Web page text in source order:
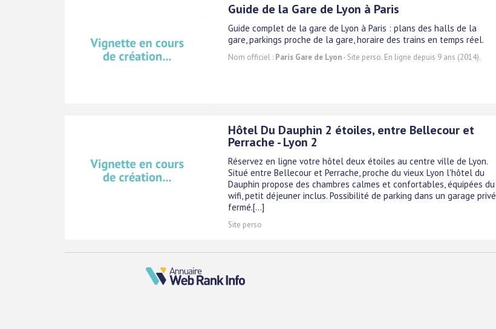
Guide de la Gare de Lyon à Paris
Guide complet de la gare de Lyon à Paris : plans des halls de la
gare, parkings proche de la gare, horaire des trains en temps réel.
Nom officiel : Paris Gare de Lyon- Site perso. En ligne depuis 9 ans (2014).
Hôtel Du Dauphin 2 étoiles, entre Bellecour et
Perrache - Lyon 2
Réservez en ligne votre hôtel deux étoiles au centre ville de Lyon.
Situé entre Bellecour et Perrache, proche du vieux Lyon l'hôtel du
Dauphin propose des chambres calmes et confortables, équipées du
wifi, petit déjeuner inclus. Possibilité de parking dans un garage privé
fermé.[...]
Site perso